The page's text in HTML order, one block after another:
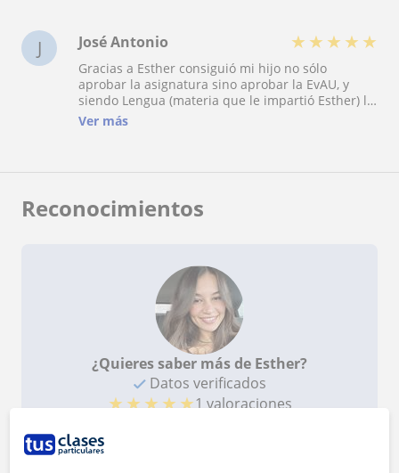
J José Antonio ★ ★ ★ ★ ★
Gracias a Esther consiguió mi hijo no sólo
aprobar la asignatura sino aprobar la EvAU, y
siendo Lengua (materia que le impartió Esther) la
asignatura en la que mejor nota sacó. Excelente
Ver más
Reconocimientos
¿Quieres saber más de Esther?
Datos verificados
★★★★★1 valoraciones